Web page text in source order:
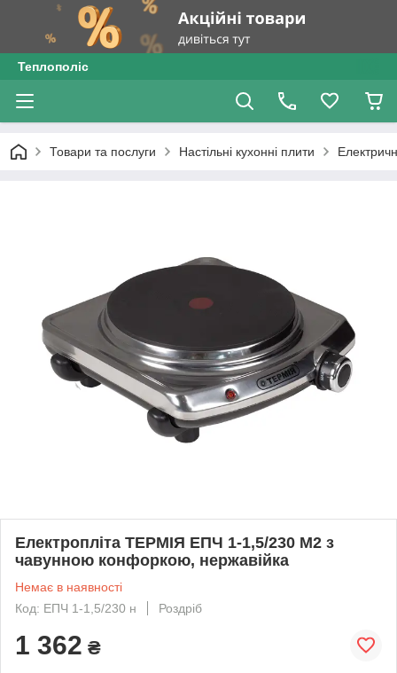
Теплополіс
Товари та послуги Настільні кухонні плити
Електропліта ТЕРМІЯ ЕПЧ 1-1,5/230 М2 з
чавунною конфоркою, нержавійка
Немає в наявності
Код: ЕПЧ 1-1,5/230 н
Роздріб
1 362 ₴